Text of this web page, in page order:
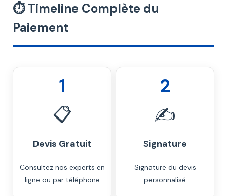
⏱️ Timeline Complète du
Paiement
1
📋
Devis Gratuit
Consultez nos experts en
ligne ou par téléphone
2
✍️
Signature
Signature du devis
personnalisé